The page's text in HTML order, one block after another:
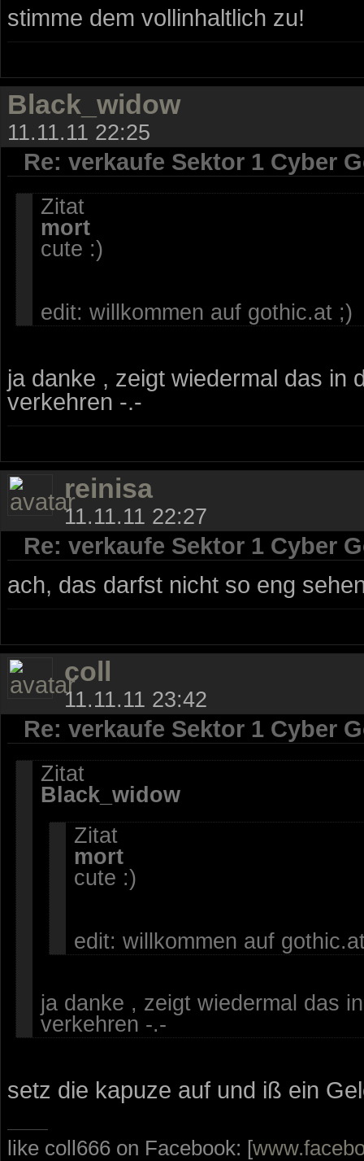
stimme dem vollinhaltlich zu!
Black_widow
11.11.11 22:25
Re: verkaufe Sektor 1 Cyber
Zitat
mort
cute :)
edit: willkommen auf gothic.at ;)
ja danke , zeigt wiedermal das in
verkehren -.-
reinisa
11.11.11 22:27
Re: verkaufe Sektor 1 Cyber
ach, das darfst nicht so eng
coll
11.11.11 23:42
Re: verkaufe Sektor 1 Cyber
Zitat
Black_widow
Zitat
mort
cute :)
edit: willkommen auf
ja danke , zeigt wiedermal das
verkehren -.-
setz die kapuze auf und iß ein
like coll666 on Facebook: [